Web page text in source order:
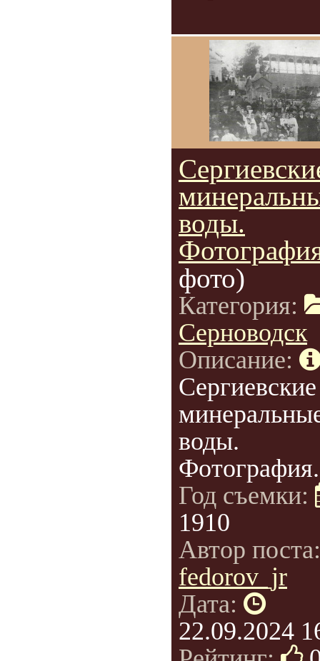
воды.
фото)
Категория:
Серноводск
Описание:
Cергиевские
воды.
Фотография.
Год съемки:
1910
Автор
fedorov_jr
Дата:
22.09.2024